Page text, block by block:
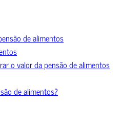
de alimentos
o valor da pensão de alimentos
de alimentos?